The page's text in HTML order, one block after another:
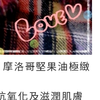
洛哥堅果油極緻
化及滋潤肌膚